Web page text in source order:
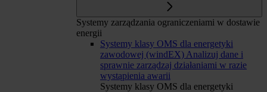
Systemy zarządzania ograniczeniami w dostawie
energii
Systemy klasy OMS dla energetyki
zawodowej (windEX) Analizuj dane i
sprawnie zarządzaj działaniami w razie
wystąpienia awarii
Systemy klasy OMS dla energetyki